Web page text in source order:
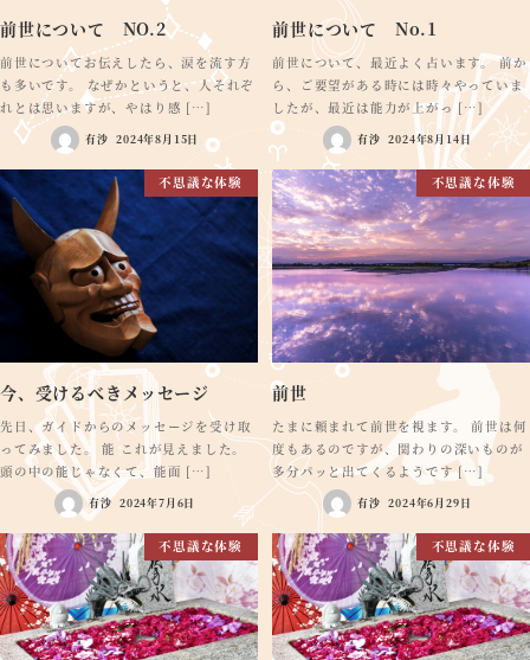
前世について NO.2
前世についてお伝えしたら、涙を流す方
も多いです。 なぜかというと、人それぞ
れとは思いますが、やはり感 […]
有沙 2024年8月15日
前世について No.1
前世について、最近よく占います。 前か
ら、ご要望がある時には時々やっていま
したが、最近は能力が上がっ […]
有沙 2024年8月14日
不思議な体験
今、受けるべきメッセージ
先日、ガイドからのメッセージを受け取
ってみました。 能 これが見えました。
頭の中の能じゃなくて、能面 […]
有沙 2024年7月6日
不思議な体験
前世
たまに頼まれて前世を視ます。 前世は何
度もあるのですが、関わりの深いものが
多分パッと出てくるようです […]
有沙 2024年6月29日
不思議な体験 不思議な体験